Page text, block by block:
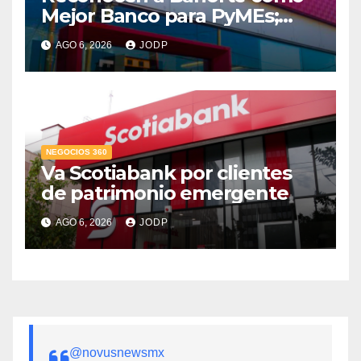
Mejor Banco para PyMEs;
supera 14% del mercado
crediticio
AGO 6, 2026 JODP
NEGOCIOS 360
Va Scotiabank por clientes
de patrimonio emergente
AGO 6, 2026 JODP
@novusnewsmx